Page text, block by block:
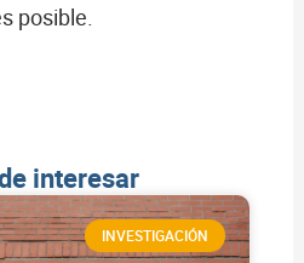
posible.
interesar
INVESTIGACIÓN